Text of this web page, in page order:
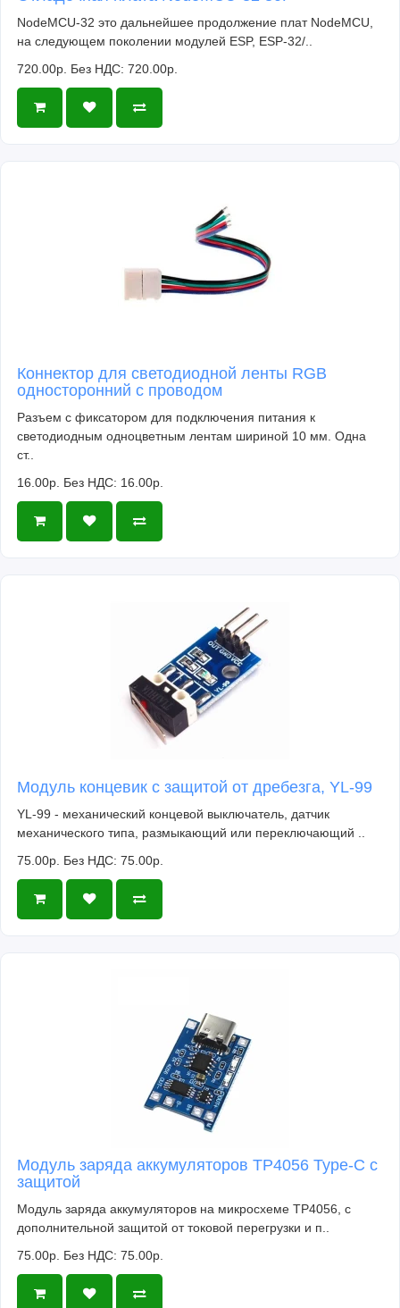
NodeMCU-32 это дальнейшее продолжение плат NodeMCU,
на следующем поколении модулей ESP, ESP-32/..
720.00р. Без НДС: 720.00р.
Коннектор для светодиодной ленты RGB
односторонний с проводом
Разъем с фиксатором для подключения питания к
светодиодным одноцветным лентам шириной 10 мм. Одна
ст..
16.00р. Без НДС: 16.00р.
Модуль концевик с защитой от дребезга, YL-99
YL-99 - механический концевой выключатель, датчик
механического типа, размыкающий или переключающий ..
75.00р. Без НДС: 75.00р.
Модуль заряда аккумуляторов TP4056 Type-C с
защитой
Модуль заряда аккумуляторов на микросхеме TP4056, с
дополнительной защитой от токовой перегрузки и п..
75.00р. Без НДС: 75.00р.